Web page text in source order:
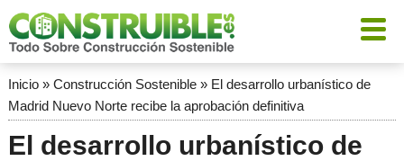
Inicio» Construcción Sostenible» El desarrollo urbanístico de
Madrid Nuevo Norte recibe la aprobación definitiva
El desarrollo urbanístico de